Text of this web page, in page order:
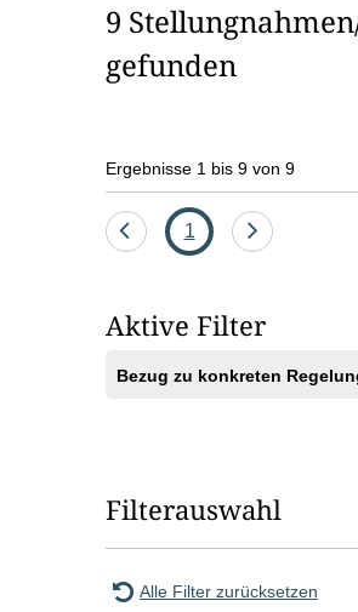
x
9
gefunden
Ergebnisse 1 bis 9 von 9
Eine
Seite
1
Eine
Aktive Filter
Bezug zu konkreten
Filterauswahl
Alle Filter zurücksetzen